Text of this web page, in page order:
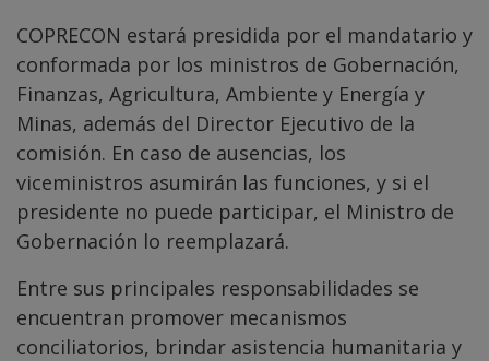
COPRECON estará presidida por el mandatario y
conformada por los ministros de Gobernación,
Finanzas, Agricultura, Ambiente y Energía y
Minas, además del Director Ejecutivo de la
comisión. En caso de ausencias, los
viceministros asumirán las funciones, y si el
presidente no puede participar, el Ministro de
Gobernación lo reemplazará.
Entre sus principales responsabilidades se
encuentran promover mecanismos
conciliatorios, brindar asistencia humanitaria y